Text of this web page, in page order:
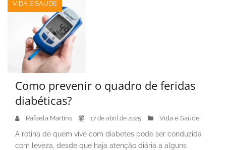
VIDA E SAÚDE
Como prevenir o quadro de feridas
diabéticas?
Rafaela Martins 17 de abril de 2025 Vida e Saúde
A rotina de quem vive com diabetes pode ser conduzida
com leveza, desde que haja atenção diária a alguns